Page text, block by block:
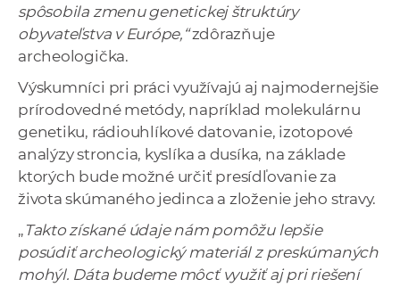
spôsobila zmenu genetickej štruktúry
obyvateľstva v Európe,“zdôrazňuje
archeologička.
Výskumníci pri práci využívajú aj najmodernejšie
prírodovedné metódy, napríklad molekulárnu
genetiku, rádiouhlíkové datovanie, izotopové
analýzy stroncia, kyslíka a dusíka, na základe
ktorých bude možné určiť presídľovanie za
života skúmaného jedinca a zloženie jeho stravy.
„ Takto získané údaje nám pomôžu lepšie
posúdiť archeologický materiál z preskúmaných
mohýl. Dáta budeme môcť využiť aj pri riešení